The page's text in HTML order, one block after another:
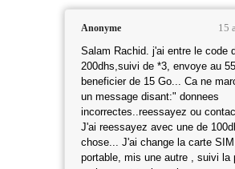
Anonyme 15
Salam Rachid. j'ai entre le code
200dhs,suivi de *3, envoye au
beneficier de 15 Go... Ca ne
un message disant:" donnees
incorrectes..reessayez ou
J'ai reessayez avec une de
chose... J'ai change la carte
portable, mis une autre , suivi la